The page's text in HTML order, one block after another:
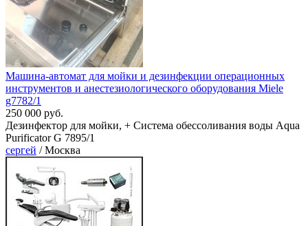
Машина-автомат для мойки и дезинфекции операционных
инструментов и анестезиологического оборудования Miele
g7782/1
250 000 руб.
Дезинфектор для мойки, + Система обессоливания воды Aqua
Purificator G 7895/1
сергей / Москва